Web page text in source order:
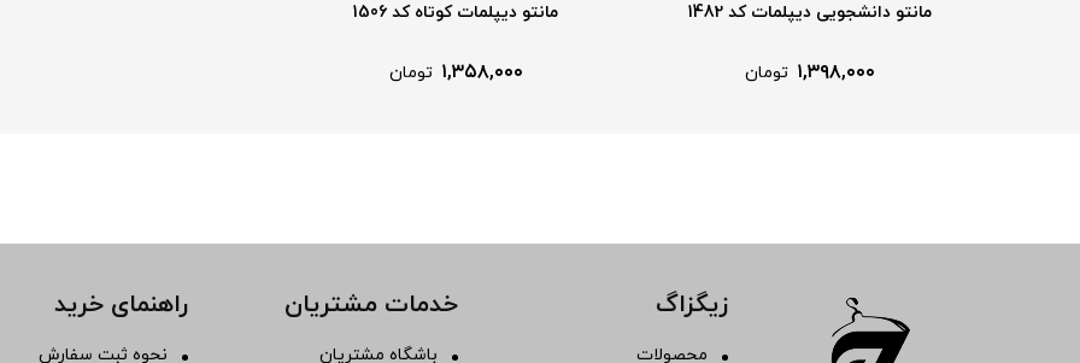
مانتو دانشجویی دیپلمات کد 1482
۱,۳۹۸,۰۰۰ تومان
مانتو دیپلمات کوتاه کد 1506
۱,۳۵۸,۰۰۰ تومان
زیگزاگ
محصولات
خدمات مشتریان
باشگاه مشتریان
راهنمای خرید
نحوه ثبت سفارش